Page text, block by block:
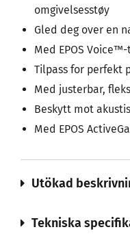
omgivelsesstøy
Gled deg over en
Med EPOS
Tilpass for perfekt
Med justerbar,
Beskytt mot
Med EPOS
Utökad
Tekniska